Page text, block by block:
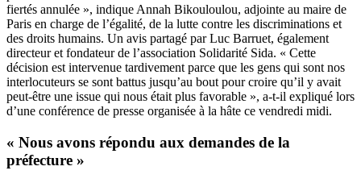
fiertés annulée », indique Annah Bikouloulou, adjointe au maire de
Paris en charge de l’égalité, de la lutte contre les discriminations et
des droits humains. Un avis partagé par Luc Barruet, également
directeur et fondateur de l’association Solidarité Sida. « Cette
décision est intervenue tardivement parce que les gens qui sont nos
interlocuteurs se sont battus jusqu’au bout pour croire qu’il y avait
peut-être une issue qui nous était plus favorable », a-t-il expliqué lors
d’une conférence de presse organisée à la hâte ce vendredi midi.
« Nous avons répondu aux demandes de la
préfecture »